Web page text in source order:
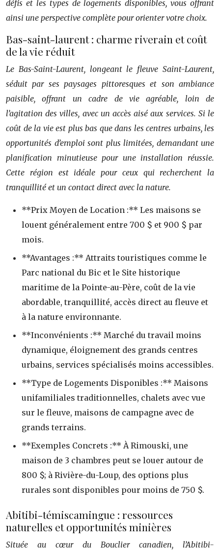
défis et les types de logements disponibles, vous offrant
ainsi une perspective complète pour orienter votre choix.
Bas-saint-laurent : charme riverain et coût
de la vie réduit
Le Bas-Saint-Laurent, longeant le fleuve Saint-Laurent,
séduit par ses paysages pittoresques et son ambiance
paisible, offrant un cadre de vie agréable, loin de
l’agitation des villes, avec un accès aisé aux services. Si le
coût de la vie est plus bas que dans les centres urbains, les
opportunités d’emploi sont plus limitées, demandant une
planification minutieuse pour une installation réussie.
Cette région est idéale pour ceux qui recherchent la
tranquillité et un contact direct avec la nature.
**Prix Moyen de Location :** Les maisons se
louent généralement entre 700 $ et 900 $ par
mois.
**Avantages :** Attraits touristiques comme le
Parc national du Bic et le Site historique
maritime de la Pointe-au-Père, coût de la vie
abordable, tranquillité, accès direct au fleuve et
à la nature environnante.
**Inconvénients :** Marché du travail moins
dynamique, éloignement des grands centres
urbains, services spécialisés moins accessibles.
**Type de Logements Disponibles :** Maisons
unifamiliales traditionnelles, chalets avec vue
sur le fleuve, maisons de campagne avec de
grands terrains.
**Exemples Concrets :** À Rimouski, une
maison de 3 chambres peut se louer autour de
800 $; à Rivière-du-Loup, des options plus
rurales sont disponibles pour moins de 750 $.
Abitibi-témiscamingue : ressources
naturelles et opportunités minières
Située au cœur du Bouclier canadien, l’Abitibi-